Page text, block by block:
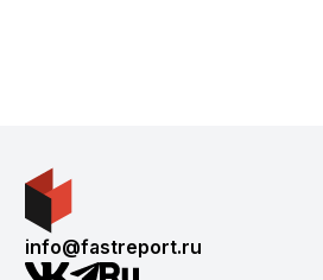
info@fastreport.ru